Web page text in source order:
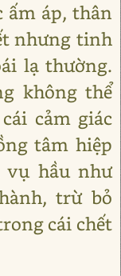
ấm áp, thân
nhưng tinh
lạ thường.
không thể
cảm giác
tâm hiệp
hầu như
trừ bỏ
cái chết